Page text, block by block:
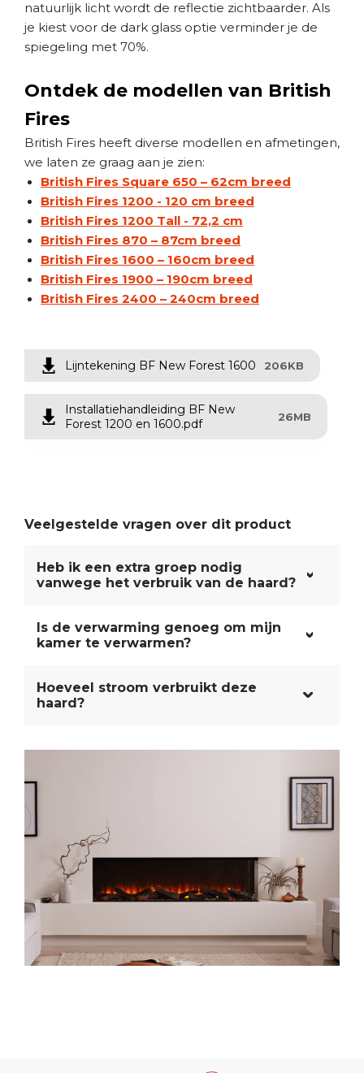
natuurlijk licht wordt de reflectie zichtbaarder. Als
je kiest voor de dark glass optie verminder je de
spiegeling met 70%.
Ontdek de modellen van British
Fires
British Fires heeft diverse modellen en afmetingen,
we laten ze graag aan je zien:
British Fires Square 650 – 62cm breed
British Fires 1200 - 120 cm breed
British Fires 1200 Tall - 72,2 cm
British Fires 870 – 87cm breed
British Fires 1600 – 160cm breed
British Fires 1900 – 190cm breed
British Fires 2400 – 240cm breed
Lijntekening BF New Forest 1600 206KB
Installatiehandleiding BF New
Forest 1200 en 1600.pdf
26MB
Veelgestelde vragen over dit product
Heb ik een extra groep nodig
vanwege het verbruik van de haard?
Is de verwarming genoeg om mijn
kamer te verwarmen?
Hoeveel stroom verbruikt deze
haard?